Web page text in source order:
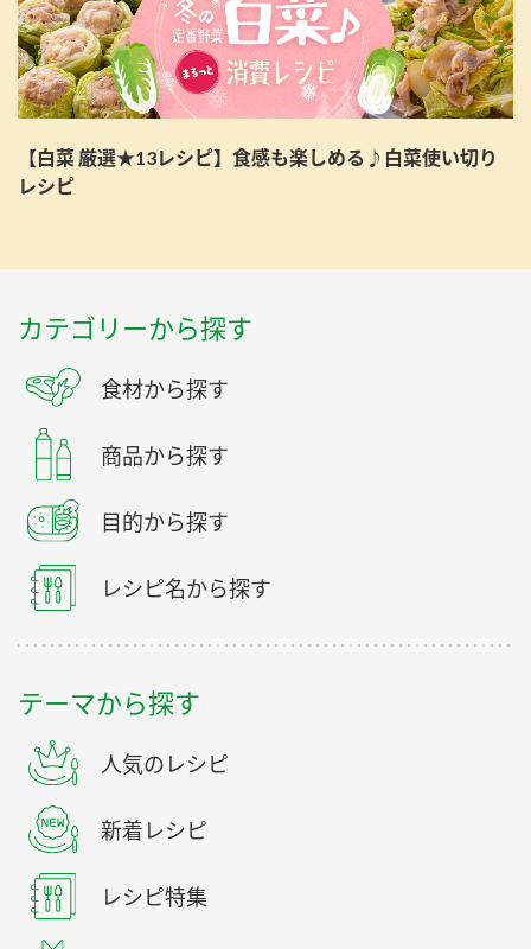
【白菜 厳選★13レシピ】食感も楽しめる♪白菜使い切り
レシピ
カテゴリーから探す
食材から探す
商品から探す
目的から探す
レシピ名から探す
テーマから探す
人気のレシピ
新着レシピ
レシピ特集